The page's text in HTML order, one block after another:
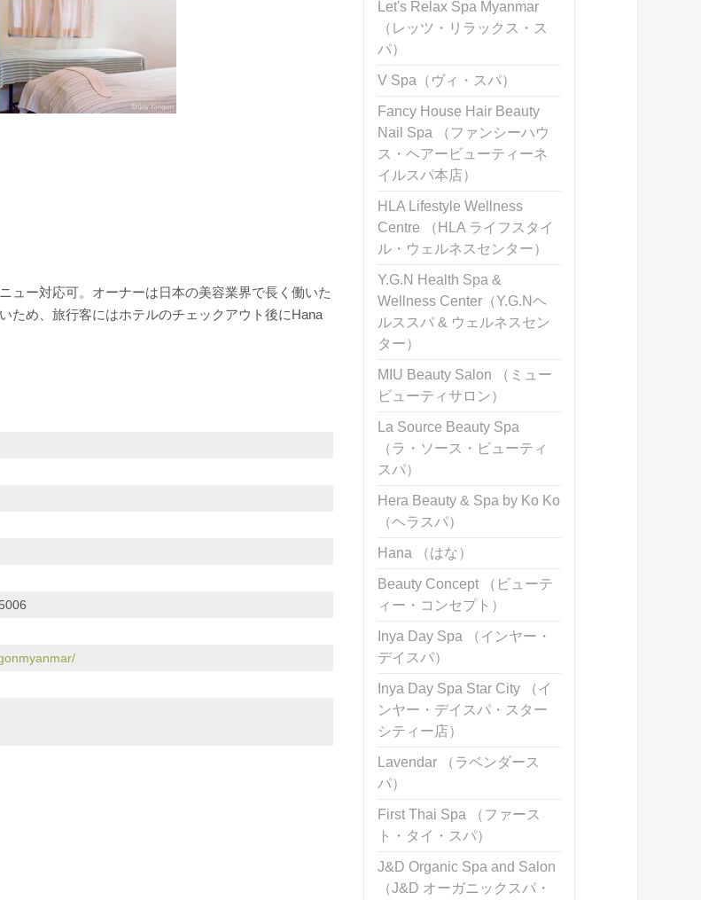
ュー対応可。オーナーは日本の美容業界で長く働いた
ため、旅行客にはホテルのチェックアウト後にHana
Let's Relax Spa Myanmar
（レッツ・リラックス・ス
パ）
V Spa（ヴィ・スパ）
Fancy House Hair Beauty
Nail Spa （ファンシーハウ
ス・ヘアービューティーネ
イルスパ本店）
HLA Lifestyle Wellness
Centre （HLA ライフスタイ
ル・ウェルネスセンター）
Y.G.N Health Spa &
Wellness Center（Y.G.Nヘ
ルススパ & ウェルネスセン
ター）
MIU Beauty Salon （ミュー
ビューティサロン）
La Source Beauty Spa
（ラ・ソース・ビューティ
スパ）
Hera Beauty & Spa by Ko Ko
（ヘラスパ）
Hana （はな）
Beauty Concept （ビューテ
ィー・コンセプト）
Inya Day Spa （インヤー・
デイスパ）
Inya Day Spa Star City （イ
ンヤー・デイスパ・スター
シティー店）
Lavendar （ラベンダース
パ）
First Thai Spa （ファース
ト・タイ・スパ）
J&D Organic Spa and Salon
（J&D オーガニックスパ・